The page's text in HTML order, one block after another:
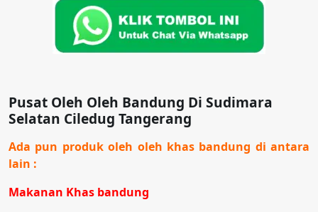
Pusat Oleh Oleh Bandung Di Sudimara
Selatan Ciledug Tangerang
Ada pun produk oleh oleh khas bandung di antara
lain :
Makanan Khas bandung